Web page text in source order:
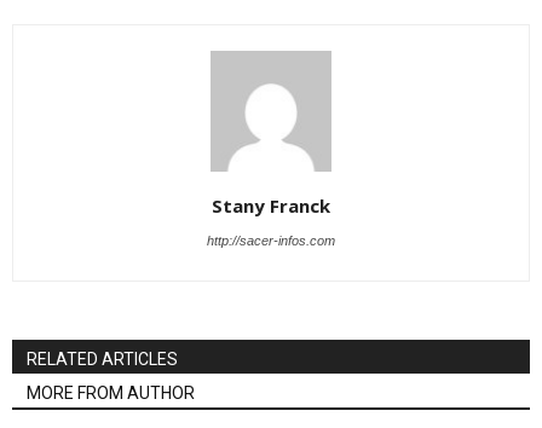
Stany Franck
http://sacer-infos.com
RELATED ARTICLES
MORE FROM AUTHOR